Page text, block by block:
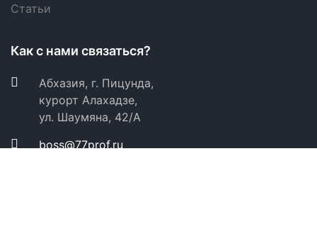
Статьи
Как с нами связаться?
Абхазия, г. Пицунда,
курорт Алахадзе,
ул. Шаумяна, 42/А
boss@77prof.ru